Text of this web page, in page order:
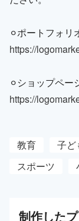
⚪︎ポートフォリ
https://
⚪︎ショップペー
https://
教育 子ど
スポーツ
制作した